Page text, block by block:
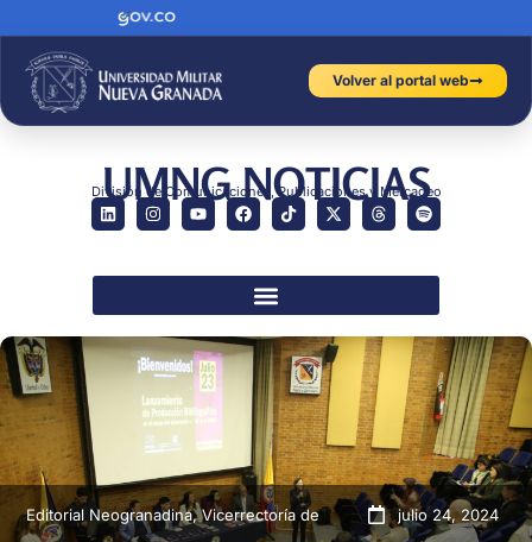
Volver al portal web
UMNG NOTICIAS
División de Comunicaciones, Publicaciones y Mercadeo
Editorial Neogranadina,Vicerrectoría de
julio 24, 2024